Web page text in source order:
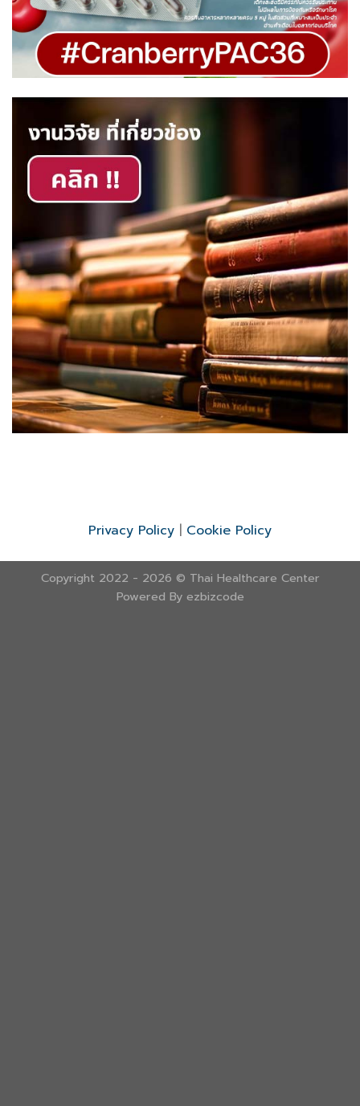
Privacy Policy | Cookie Policy
Copyright 2022 - 2026 © Thai Healthcare Center
Powered By ezbizcode